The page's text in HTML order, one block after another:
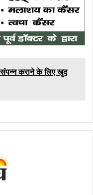
कराने के लिए खुद